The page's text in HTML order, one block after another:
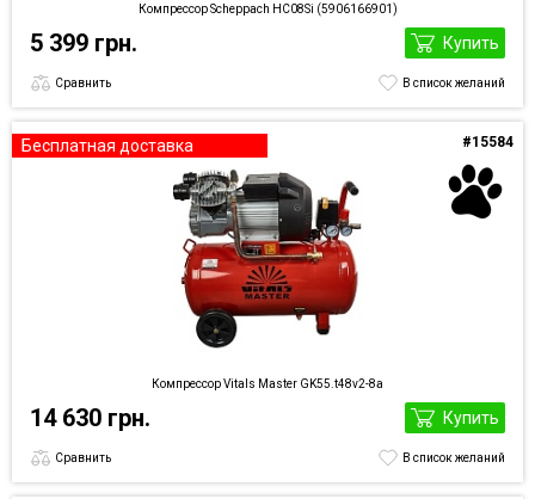
Компрессор Scheppach HC08Si (5906166901)
5 399 грн. Купить
Сравнить В список желаний
Бесплатная доставка
Компрессор Vitals Master GK55.t48v2-8a
#15584
14 630 грн. Купить
Сравнить В список желаний